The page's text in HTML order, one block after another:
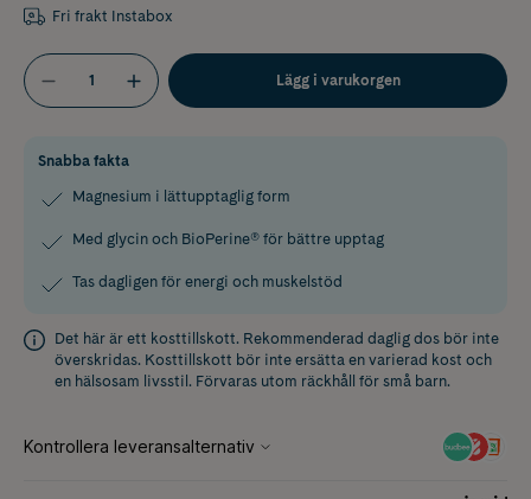
Fri frakt Instabox
Lägg i varukorgen
Snabba fakta
Magnesium i lättupptaglig form
Med glycin och BioPerine® för bättre upptag
Tas dagligen för energi och muskelstöd
Det här är ett kosttillskott. Rekommenderad daglig dos bör inte
överskridas. Kosttillskott bör inte ersätta en varierad kost och
en hälsosam livsstil. Förvaras utom räckhåll för små barn.